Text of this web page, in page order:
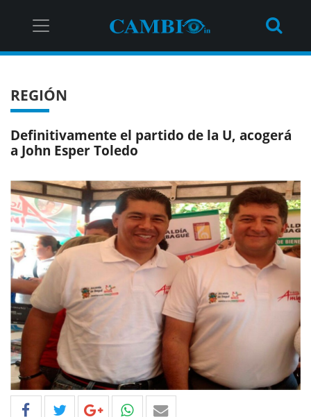
REGIÓN
Definitivamente el partido de la U, acogerá
a John Esper Toledo